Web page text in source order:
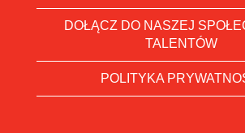
DOŁĄCZ DO NASZEJ
TALENTÓW
POLITYKA